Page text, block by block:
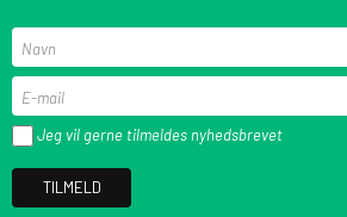
Jeg vil gerne tilmeldes nyhedsbrevet
TILMELD